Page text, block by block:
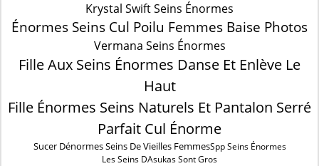
Krystal Swift Seins Énormes
Énormes Seins Cul Poilu Femmes Baise Photos
Vermana Seins Énormes
Fille Aux Seins Énormes Danse Et Enlève Le
Haut
Fille Énormes Seins Naturels Et Pantalon Serré
Parfait Cul Énorme
Sucer Dénormes Seins De Vieilles FemmesSpp Seins Énormes
Les Seins DAsukas Sont Gros